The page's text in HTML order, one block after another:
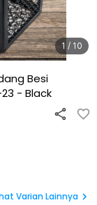
1 / 10
Besi
- Black
Varian Lainnya